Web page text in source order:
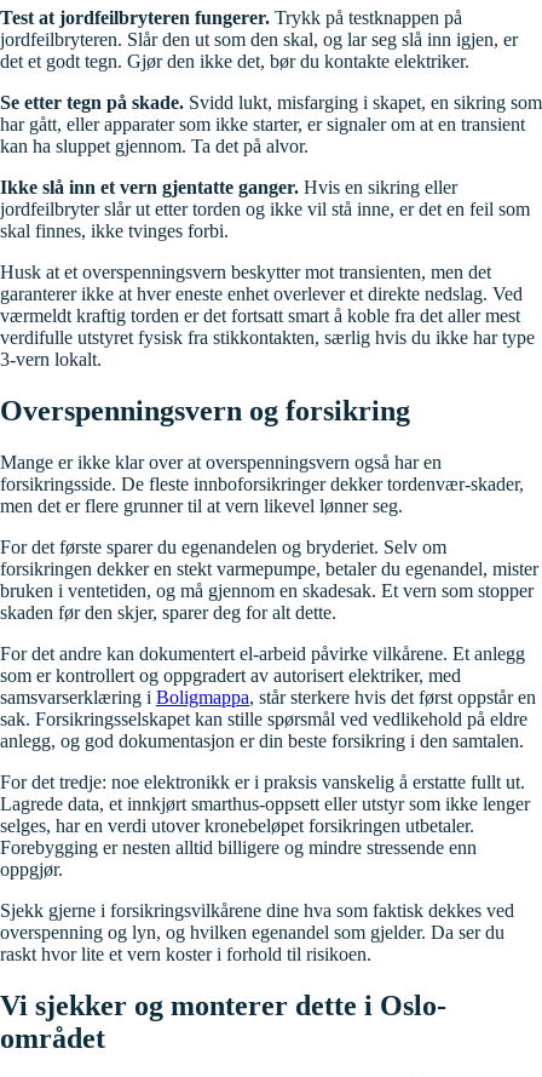
Test at jordfeilbryteren fungerer. Trykk på testknappen på
jordfeilbryteren. Slår den ut som den skal, og lar seg slå inn igjen, er
det et godt tegn. Gjør den ikke det, bør du kontakte elektriker.
Se etter tegn på skade. Svidd lukt, misfarging i skapet, en sikring som
har gått, eller apparater som ikke starter, er signaler om at en transient
kan ha sluppet gjennom. Ta det på alvor.
Ikke slå inn et vern gjentatte ganger. Hvis en sikring eller
jordfeilbryter slår ut etter torden og ikke vil stå inne, er det en feil som
skal finnes, ikke tvinges forbi.
Husk at et overspenningsvern beskytter mot transienten, men det
garanterer ikke at hver eneste enhet overlever et direkte nedslag. Ved
værmeldt kraftig torden er det fortsatt smart å koble fra det aller mest
verdifulle utstyret fysisk fra stikkontakten, særlig hvis du ikke har type
3-vern lokalt.
Overspenningsvern og forsikring
Mange er ikke klar over at overspenningsvern også har en
forsikringsside. De fleste innboforsikringer dekker tordenvær-skader,
men det er flere grunner til at vern likevel lønner seg.
For det første sparer du egenandelen og bryderiet. Selv om
forsikringen dekker en stekt varmepumpe, betaler du egenandel, mister
bruken i ventetiden, og må gjennom en skadesak. Et vern som stopper
skaden før den skjer, sparer deg for alt dette.
For det andre kan dokumentert el-arbeid påvirke vilkårene. Et anlegg
som er kontrollert og oppgradert av autorisert elektriker, med
samsvarserklæring i Boligmappa, står sterkere hvis det først oppstår en
sak. Forsikringsselskapet kan stille spørsmål ved vedlikehold på eldre
anlegg, og god dokumentasjon er din beste forsikring i den samtalen.
For det tredje: noe elektronikk er i praksis vanskelig å erstatte fullt ut.
Lagrede data, et innkjørt smarthus-oppsett eller utstyr som ikke lenger
selges, har en verdi utover kronebeløpet forsikringen utbetaler.
Forebygging er nesten alltid billigere og mindre stressende enn
oppgjør.
Sjekk gjerne i forsikringsvilkårene dine hva som faktisk dekkes ved
overspenning og lyn, og hvilken egenandel som gjelder. Da ser du
raskt hvor lite et vern koster i forhold til risikoen.
Vi sjekker og monterer dette i Oslo-
området